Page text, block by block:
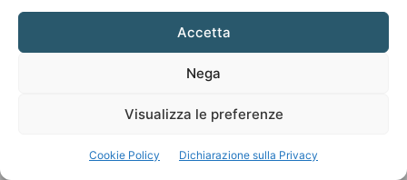
Accetta
Nega
Visualizza le preferenze
Cookie Policy Dichiarazione sulla Privacy